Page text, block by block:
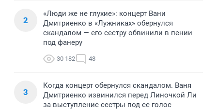
2
«Люди же не глухие»: концерт Вани
Дмитриенко в «Лужниках» обернулся
скандалом — его сестру обвинили в пении
под фанеру
30 182 48
3
Когда концерт обернулся скандалом. Ваня
Дмитриенко извинился перед Линочкой Ли
за выступление сестры под ее голос